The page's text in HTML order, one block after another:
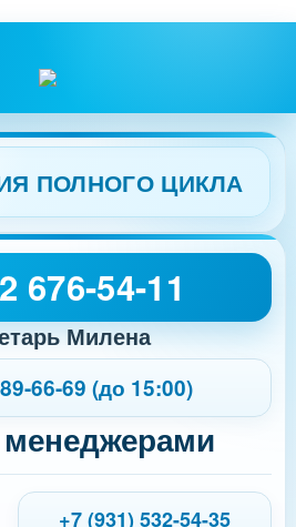
ПОЛНОГО ЦИКЛА
676-54-11
Милена
66-69 (до 15:00)
менеджерами
+7 (931) 532-54-35